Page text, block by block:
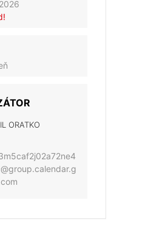
ORATKO